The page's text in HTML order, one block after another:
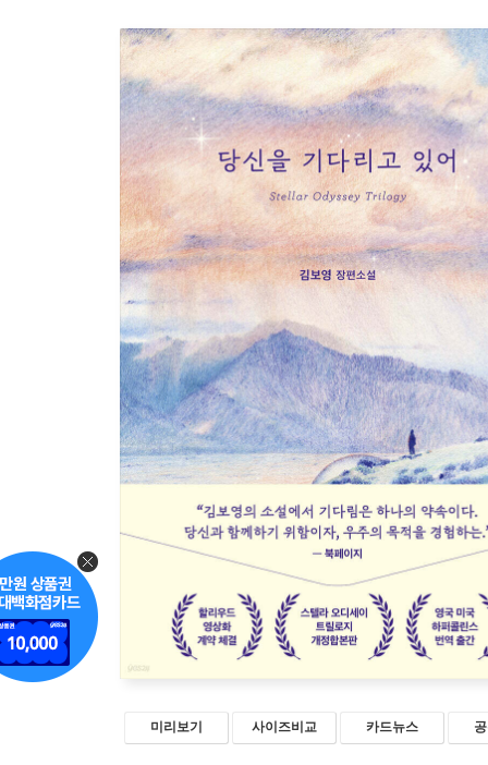
미리보기 사이즈비교 카드뉴스